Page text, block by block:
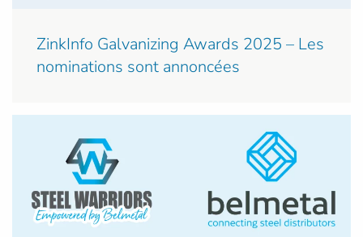
ZinkInfo Galvanizing Awards 2025 – Les
nominations sont annoncées